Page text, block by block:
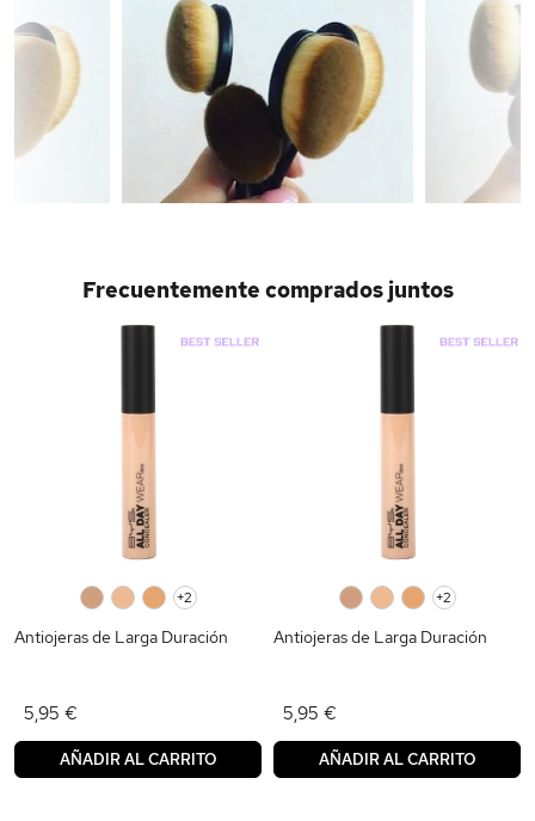
Frecuentemente comprados juntos
+2
Antiojeras de Larga Duración
5,95 €
AÑADIR AL CARRITO
+2
Antiojeras de Larga Duración
5,95 €
AÑADIR AL CARRITO